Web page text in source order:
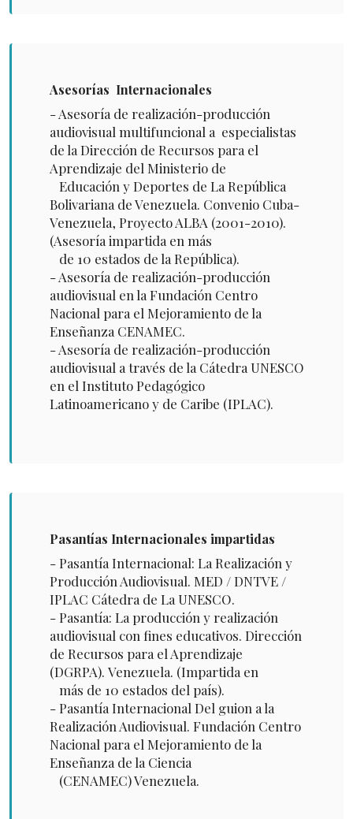
Asesorías Internacionales
- Asesoría de realización-producción
audiovisual multifuncional a especialistas
de la Dirección de Recursos para el
Aprendizaje del Ministerio de
Educación y Deportes de La República
Bolivariana de Venezuela. Convenio Cuba-
Venezuela, Proyecto ALBA (2001-2010).
(Asesoría impartida en más
de 10 estados de la República).
- Asesoría de realización-producción
audiovisual en la Fundación Centro
Nacional para el Mejoramiento de la
Enseñanza CENAMEC.
- Asesoría de realización-producción
audiovisual a través de la Cátedra UNESCO
en el Instituto Pedagógico
Latinoamericano y de Caribe (IPLAC).
Pasantías Internacionales impartidas
- Pasantía Internacional: La Realización y
Producción Audiovisual. MED / DNTVE /
IPLAC Cátedra de La UNESCO.
- Pasantía: La producción y realización
audiovisual con fines educativos. Dirección
de Recursos para el Aprendizaje
(DGRPA). Venezuela. (Impartida en
más de 10 estados del país).
- Pasantía Internacional Del guion a la
Realización Audiovisual. Fundación Centro
Nacional para el Mejoramiento de la
Enseñanza de la Ciencia
(CENAMEC) Venezuela.